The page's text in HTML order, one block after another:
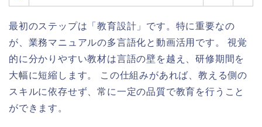
最初のステップは「教育設計」です。特に重要なの
が、業務マニュアルの多言語化と動画活用です。 視覚
的に分かりやすい教材は言語の壁を越え、研修期間を
大幅に短縮します。 この仕組みがあれば、教える側の
スキルに依存せず、常に一定の品質で教育を行うこと
ができます。